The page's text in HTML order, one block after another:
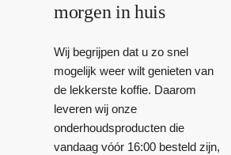
morgen in huis
Wij begrijpen dat u zo snel
mogelijk weer wilt genieten van
de lekkerste koffie. Daarom
leveren wij onze
onderhoudsproducten die
vandaag vóór 16:00 besteld zijn,